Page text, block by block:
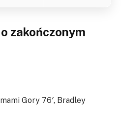
zakończonym
Gory 76′, Bradley